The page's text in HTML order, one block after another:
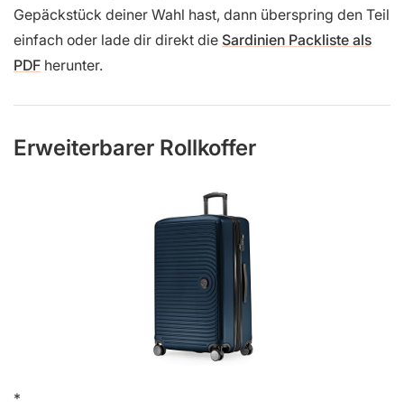
Gepäckstück deiner Wahl hast, dann überspring den Teil
einfach oder lade dir direkt die Sardinien Packliste als
PDF herunter.
Erweiterbarer Rollkoffer